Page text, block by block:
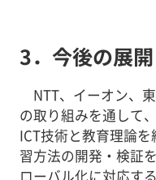
3．今後の展開
NTT、イーオン、
の取り組みを通して
ICT技術と教育理論
習方法の開発・検証
ローバル化に対応す